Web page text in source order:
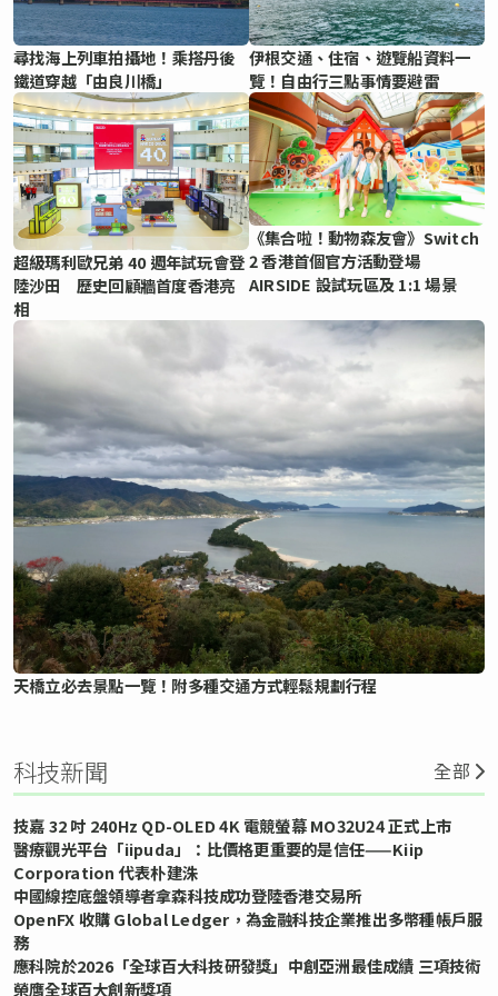
尋找海上列車拍攝地！乘搭丹後
鐵道穿越「由良川橋」
伊根交通、住宿、遊覽船資料一
覽！自由行三點事情要避雷
超級瑪利歐兄弟 40 週年試玩會登
陸沙田 歷史回顧牆首度香港亮
相
《集合啦！動物森友會》Switch
2 香港首個官方活動登場
AIRSIDE 設試玩區及 1:1 場景
天橋立必去景點一覽！附多種交通方式輕鬆規劃行程
科技新聞 全部
技嘉 32 吋 240Hz QD-OLED 4K 電競螢幕 MO32U24 正式上市
醫療觀光平台「iipuda」：比價格更重要的是信任——Kiip
Corporation 代表朴建洙
中國線控底盤領導者拿森科技成功登陸香港交易所
OpenFX 收購 Global Ledger，為金融科技企業推出多幣種帳戶服
務
應科院於2026「全球百大科技研發獎」中創亞洲最佳成績 三項技術
榮膺全球百大創新獎項